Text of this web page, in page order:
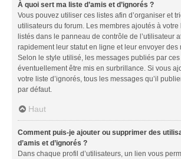
À quoi sert ma liste d’amis et d’ignorés ?
Vous pouvez utiliser ces listes afin d’organiser et
utilisateurs du forum. Les membres ajoutés à votre
listés dans le panneau de contrôle de l’utilisateur
rapidement leur statut en ligne et leur envoyer des
Selon le style utilisé, les messages publiés par
éventuellement être mis en surbrillance. Si vous
votre liste d’ignorés, tous les messages qu’il
par défaut.
Haut
Comment puis-je ajouter ou supprimer des
d’amis et d’ignorés ?
Dans chaque profil d’utilisateurs, un lien vous